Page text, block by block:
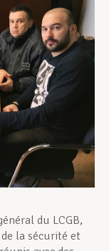
du LCGB,
la sécurité et